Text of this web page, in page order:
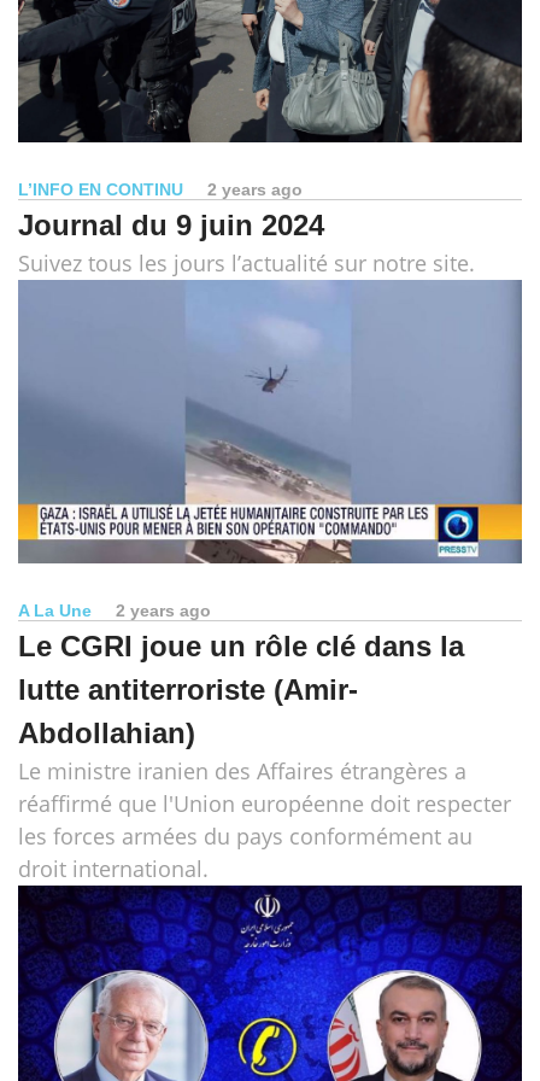
L’INFO EN CONTINU 2 years ago
Journal du 9 juin 2024
Suivez tous les jours l’actualité sur notre site.
A La Une 2 years ago
Le CGRI joue un rôle clé dans la
lutte antiterroriste (Amir-
Abdollahian)
Le ministre iranien des Affaires étrangères a
réaffirmé que l'Union européenne doit respecter
les forces armées du pays conformément au
droit international.